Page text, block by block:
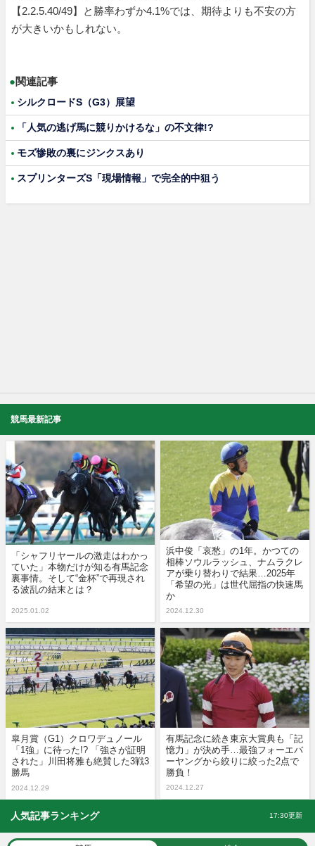
【2.2.5.40/49】と勝率わずか4.1%では、期待よりも不安の方
が大きいかもしれない。
●関連記事
シルクロードS（G3）展望
「人気の逃げ馬に競りかけるな」の不文律!?
モズ惨敗の裏にジンクスあり
スプリンターズS「現場情報」で完全的中狙う
競馬最新記事
「シャフリヤールの激走はわかっ
ていた」本物だけが知る有馬記念
裏事情。そして“金杯”で再現され
る波乱の結末とは？
2025.01.02
浜中俊「哀愁」の1年。かつての
相棒ソウルラッシュ、ナムラクレ
アが乗り替わりで結果…2025年
「希望の光」は世代屈指の快速馬
か
2024.12.30
皐月賞（G1）クロワデュノール
「1強」に待った!? 「強さが証明
された」川田将雅も絶賛した3戦3
勝馬
2024.12.29
有馬記念に続き東京大賞典も「記
憶力」が決め手…最強フォーエバ
ーヤングから絞りに絞った2点で
勝負！
2024.12.27
人気記事ランキング 17:30更新